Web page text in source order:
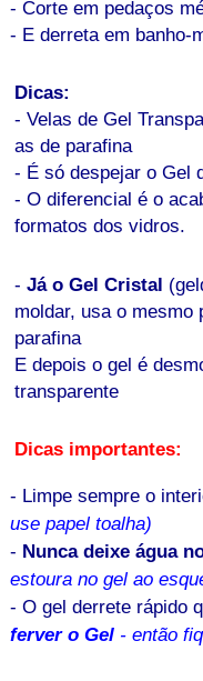
- Corte em pedaços
- E derreta em banho-
Dicas:
- Velas de Gel
as de parafina
- É só despejar o Gel
- O diferencial é o
formatos dos vidros.
-Já o Gel Cristal
moldar, usa o mesmo
parafina
E depois o gel é
transparente
Dicas importantes:
- Limpe sempre o
use papel toalha)
- Nunca deixe água
estoura no gel ao
- O gel derrete rápido
ferver o Gel- então